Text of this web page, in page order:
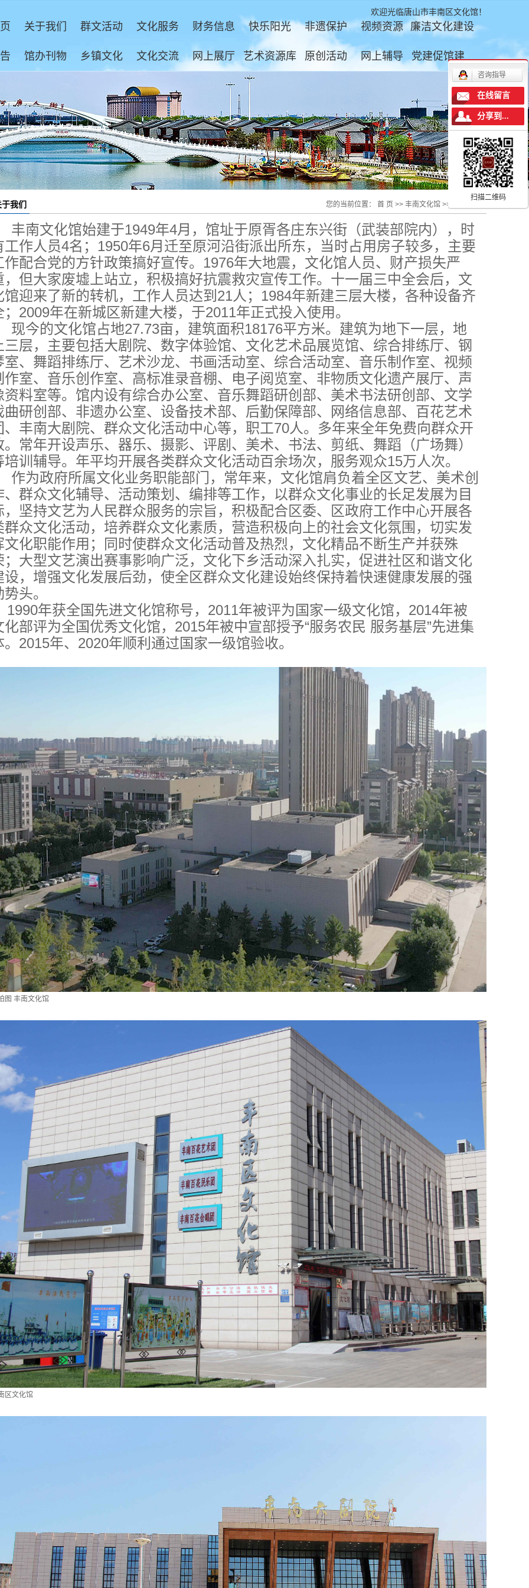
欢迎光临唐山市丰南区文化馆！
关于我们 群文活动 文化服务 财务信息 快乐阳光 非遗保护 视频资源 廉洁文化建设
馆办刊物 乡镇文化 文化交流 网上展厅 艺术资源库 原创活动 网上辅导 党建促馆建
我们 您的当前位置： 首 页 >> 丰南文化馆 >>
南文化馆始建于1949年4月，馆址于原胥各庄东兴街（武装部院内），时
工作人员4名；1950年6月迁至原河沿街派出所东，当时占用房子较多，主要
作配合党的方针政策搞好宣传。1976年大地震，文化馆人员、财产损失严
，但大家废墟上站立，积极搞好抗震救灾宣传工作。十一届三中全会后，文
馆迎来了新的转机，工作人员达到21人；1984年新建三层大楼，各种设备齐
；2009年在新城区新建大楼，于2011年正式投入使用。
今的文化馆占地27.73亩，建筑面积18176平方米。建筑为地下一层，地
三层，主要包括大剧院、数字体验馆、文化艺术品展览馆、综合排练厅、钢
室、舞蹈排练厅、艺术沙龙、书画活动室、综合活动室、音乐制作室、视频
作室、音乐创作室、高标准录音棚、电子阅览室、非物质文化遗产展厅、声
资料室等。馆内设有综合办公室、音乐舞蹈研创部、美术书法研创部、文学
曲研创部、非遗办公室、设备技术部、后勤保障部、网络信息部、百花艺术
、丰南大剧院、群众文化活动中心等，职工70人。多年来全年免费向群众开
。常年开设声乐、器乐、摄影、评剧、美术、书法、剪纸、舞蹈（广场舞）
培训辅导。年平均开展各类群众文化活动百余场次，服务观众15万人次。
为政府所属文化业务职能部门，常年来，文化馆肩负着全区文艺、美术创
、群众文化辅导、活动策划、编排等工作，以群众文化事业的长足发展为目
，坚持文艺为人民群众服务的宗旨，积极配合区委、区政府工作中心开展各
群众文化活动，培养群众文化素质，营造积极向上的社会文化氛围，切实发
文化职能作用；同时使群众文化活动普及热烈，文化精品不断生产并获殊
；大型文艺演出赛事影响广泛，文化下乡活动深入扎实，促进社区和谐文化
设，增强文化发展后劲，使全区群众文化建设始终保持着快速健康发展的强
头。
年获全国先进文化馆称号，2011年被评为国家一级文化馆，2014年被
化部评为全国优秀文化馆，2015年被中宣部授予“服务农民 服务基层”先进集
。2015年、2020年顺利通过国家一级馆验收。
图 丰南文化馆
区文化馆
咨询指导
在线留言
分享到...
扫描二维码